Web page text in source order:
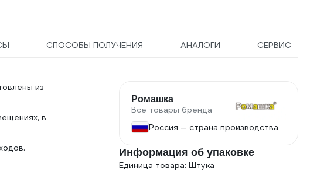
СПОСОБЫ ПОЛУЧЕНИЯ АНАЛОГИ СЕРВИС
из
в
Ромашка
Все товары бренда
Россия — страна производства
Информация об упаковке
Единица товара: Штука